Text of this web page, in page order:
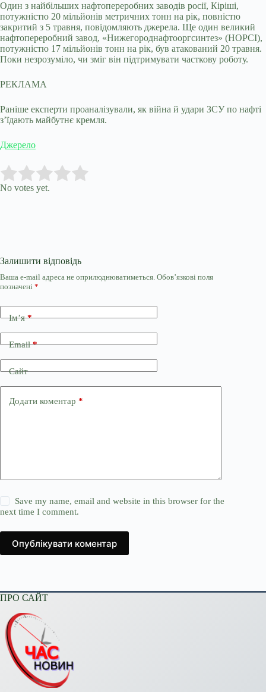
Один з найбільших нафтопереробних заводів росії, Кіріші,
потужністю 20 мільйонів метричних тонн на рік, повністю
закритий з 5 травня, повідомляють джерела. Ще один великий
нафтопереробний завод, «Нижегороднафтооргсинтез» (НОРСІ),
потужністю 17 мільйонів тонн на рік, був атакований 20 травня.
Поки незрозуміло, чи зміг він підтримувати часткову роботу.
РЕКЛАМА
Раніше експерти проаналізували, як війна й удари ЗСУ по нафті
з’їдають майбутнє кремля.
Джерело
Rate this item:
No votes yet.
Залишити відповідь
Ваша e-mail адреса не оприлюднюватиметься. Обов’язкові поля
позначені *
Ім’я*
Email*
Сайт
Додати коментар *
Save my name, email and website in this browser for the
next time I comment.
Опублікувати коментар
ПРО САЙТ